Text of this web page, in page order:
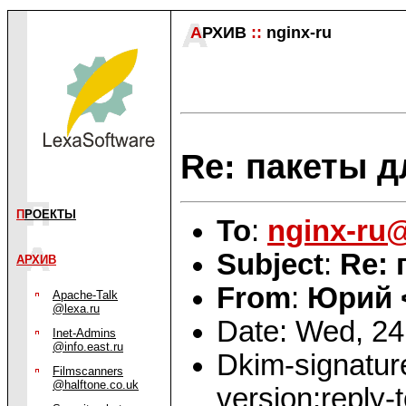
П РОЕКТЫ
АРХИВ
Apache-Talk
@lexa.ru
Inet-Admins
@info.east.ru
Filmscanners
@halftone.co.uk
АРХИВ :: nginx-ru
Re: пакеты
To: nginx-
Subject: Re:
From: Юрий
Date: Wed,
Dkim-
version:reply-